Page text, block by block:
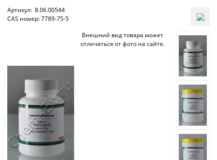
Артикул: 8.06.00544
CAS номер: 7789-75-5
Внешний вид товара может
отличаться от фото на сайте.